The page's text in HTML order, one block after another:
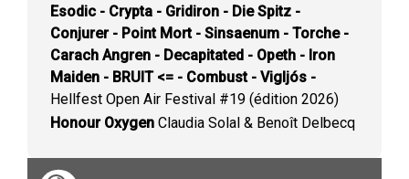
Esodic - Crypta - Gridiron - Die Spitz -
Conjurer - Point Mort - Sinsaenum - Torche -
Carach Angren - Decapitated - Opeth - Iron
Maiden - BRUIT <= - Combust - Vigljós -
Hellfest Open Air Festival #19 (édition 2026)
Honour Oxygen Claudia Solal & Benoît Delbecq